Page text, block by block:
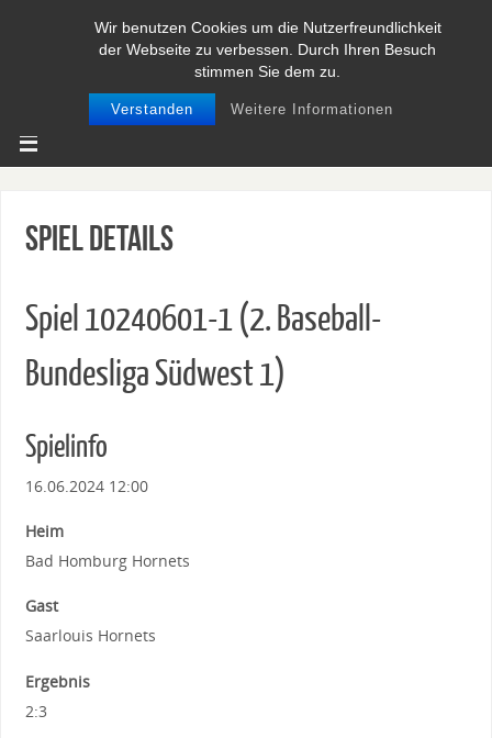
Wir benutzen Cookies um die Nutzerfreundlichkeit
der Webseite zu verbessen. Durch Ihren Besuch
stimmen Sie dem zu.
Verstanden Weitere Informationen
BASEBALL UND SOFTBALL IN
NIEDERSACHSEN
Spiel Details
Spiel 10240601-1 (2. Baseball-
Bundesliga Südwest 1)
Spielinfo
16.06.2024 12:00
Heim
Bad Homburg Hornets
Gast
Saarlouis Hornets
Ergebnis
2:3